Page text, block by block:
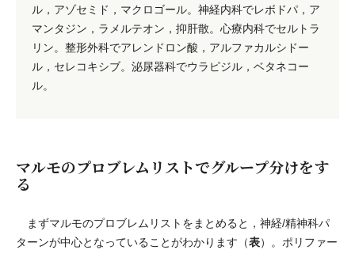
ル，アゾセミド，マクロゴール。神経内科でレボドパ，ア
マンタジン，ラメルテオン，抑肝散。心療内科でセルトラ
リン。整形外科でアレンドロン酸，アルファカルシドー
ル，セレコキシブ。泌尿器科でウラピジル，ベタネコー
ル。
マルモのプロブレムリストでグループ分けをす
る
まずマルモのプロブレムリストをまとめると，神経/精神科パ
ターンが中心となっていることがわかります（表）。ポリファー